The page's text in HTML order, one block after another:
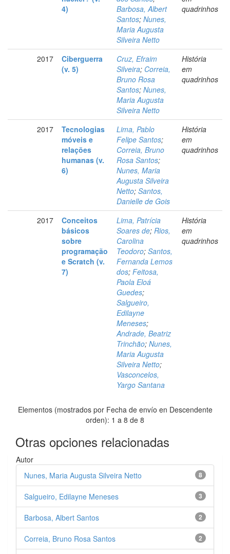
4)
Barbosa, Albert
Santos; Nunes,
Maria Augusta
Silveira Netto
quadrinhos
2017
Ciberguerra
(v. 5)
Cruz, Efraim
Silveira; Correia,
Bruno Rosa
Santos; Nunes,
Maria Augusta
Silveira Netto
História
em
quadrinhos
2017
Tecnologias
móveis e
relações
humanas (v.
6)
Lima, Pablo
Felipe Santos;
Correia, Bruno
Rosa Santos;
Nunes, Maria
Augusta Silveira
Netto; Santos,
Danielle de Gois
História
em
quadrinhos
2017
Conceitos
básicos
sobre
programação
e Scratch (v.
7)
Lima, Patrícia
Soares de; Rios,
Carolina
Teodoro; Santos,
Fernanda Lemos
dos; Feitosa,
Paola Eloá
Guedes;
Salgueiro,
Edilayne
Meneses;
Andrade, Beatriz
Trinchão; Nunes,
Maria Augusta
Silveira Netto;
Vasconcelos,
Yargo Santana
História
em
quadrinhos
Elementos (mostrados por Fecha de envío en Descendente
orden): 1 a 8 de 8
Otras opciones relacionadas
Autor
8
Nunes, Maria Augusta Silveira Netto
3
Salgueiro, Edilayne Meneses
2
Barbosa, Albert Santos
2
Correia, Bruno Rosa Santos